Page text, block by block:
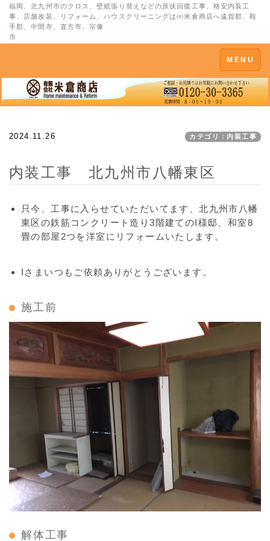
福岡、北九州市のクロス、壁紙張り替えなどの原状回復工事、格安内装工
事、店舗改装、リフォーム、ハウスクリーニングは㈲米倉商店へ遠賀郡、鞍
手郡、中間市、直方市、宗像
市
Toggle
navigation
MENU
2024.11.26 カテゴリ：内装工事
内装工事 北九州市八幡東区
只今、工事に入らせていただいてます、北九州市八幡
東区の鉄筋コンクリート造り3階建てのI様邸、和室8
畳の部屋2つを洋室にリフォームいたします。
Iさまいつもご依頼ありがとうございます。
施工前
解体工事